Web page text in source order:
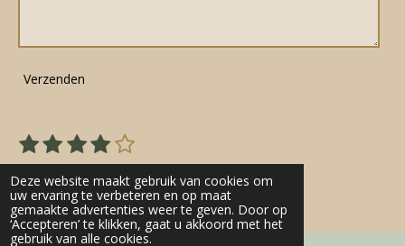
Deze website maakt gebruik van cookies om
uw ervaring te verbeteren en op maat
gemaakte advertenties weer te geven. Door op
‘Accepteren’ te klikken, gaat u akkoord met het
gebruik van alle cookies.
Verzenden
R
a
t
i
n
1
s
t
e
r
2
s
t
e
r
3
s
t
e
r
4
s
t
e
r
5
s
t
e
r
S
e
m
m
e
22 stemmen